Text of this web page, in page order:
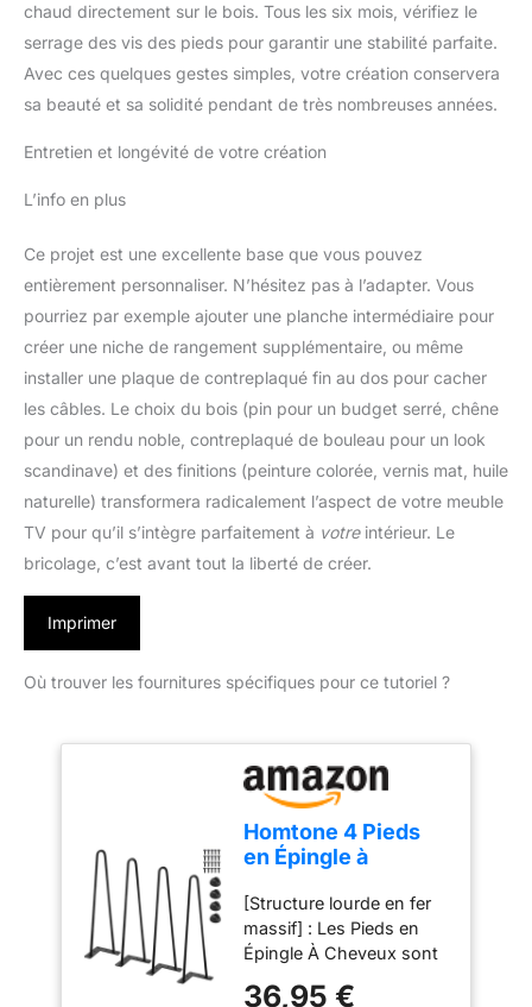
chaud directement sur le bois. Tous les six mois, vérifiez le
serrage des vis des pieds pour garantir une stabilité parfaite.
Avec ces quelques gestes simples, votre création conservera
sa beauté et sa solidité pendant de très nombreuses années.
Entretien et longévité de votre création
L’info en plus
Ce projet est une excellente base que vous pouvez
entièrement personnaliser. N’hésitez pas à l’adapter. Vous
pourriez par exemple ajouter une planche intermédiaire pour
créer une niche de rangement supplémentaire, ou même
installer une plaque de contreplaqué fin au dos pour cacher
les câbles. Le choix du bois (pin pour un budget serré, chêne
pour un rendu noble, contreplaqué de bouleau pour un look
scandinave) et des finitions (peinture colorée, vernis mat, huile
naturelle) transformera radicalement l’aspect de votre meuble
TV pour qu’il s’intègre parfaitement à votreintérieur. Le
bricolage, c’est avant tout la liberté de créer.
Imprimer
Où trouver les fournitures spécifiques pour ce tutoriel ?
Homtone 4 Pieds
en Épingle à
Legs, Pieds de
Meuble en Épingle
Noirs avec Patins
et Vis, pour Table
[Structure lourde en fer
massif] : Les Pieds en
Épingle À Cheveux sont
de haute qualité avec un
36,95 €